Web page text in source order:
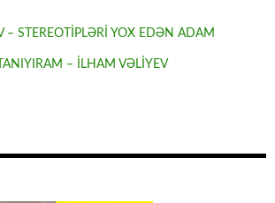
– STEREOTİPLƏRİ YOX EDƏN ADAM
– İLHAM VƏLİYEV